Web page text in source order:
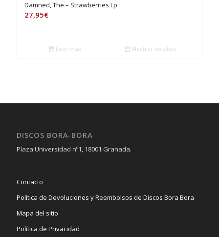
Damned, The – Strawberries Lp
27,95€
Leer más Mostrar detalles
DISCOS BORA-BORA
Plaza Universidad nº1, 18001 Granada.
Contacto
Política de Devoluciones y Reembolsos de Discos Bora Bora
Mapa del sitio
Política de Privacidad